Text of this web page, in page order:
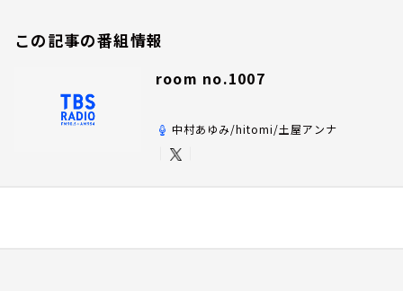
この記事の番組情報
room no.1007
中村あゆみ/hitomi/土屋アンナ